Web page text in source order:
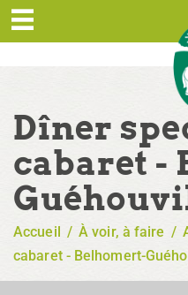
Dîner
cabaret -
Accueil / À voir, à faire /
cabaret - Belhomert-